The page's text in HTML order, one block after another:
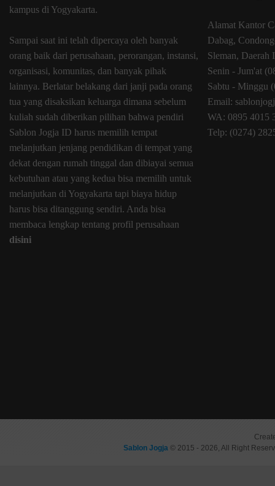
kampus di Yogyakarta.
Sampai saat ini telah dipercaya oleh banyak
orang baik dari perusahaan, perorangan, instansi,
organisasi, komunitas, dan banyak pihak
lainnya. Berlatar belakang dari janji pada orang
tua yang disaksikan keluarga dimana sebelum
kuliah sudah diberikan pilihan bahwa pendiri
Sablon Jogja ID harus memilih tempat
melanjutkan jenjang pendidikan di tempat yang
dekat dengan rumah tinggal dan dibiayai semua
kebutuhan atau yang kedua bisa memilih untuk
melanjutkan di Yogyakarta tapi biaya hidup
harus bisa ditanggung sendiri. Anda bisa
membaca lengkap tentang profil perusahaan
disini
Alamat Kantor
Dabag,
Sleman, Daerah
Senin - Jum'at
Sabtu - Minggu
Email:
WA: 0895 4015
Telp: (0274)
Sablon Jogja © 2015 - 2026, All Right